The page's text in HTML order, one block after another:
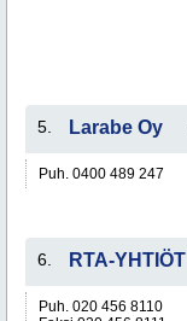
5. Larabe Oy
Puh. 0400 489 247
6. RTA-YHTIÖT
Puh. 020 456 8110